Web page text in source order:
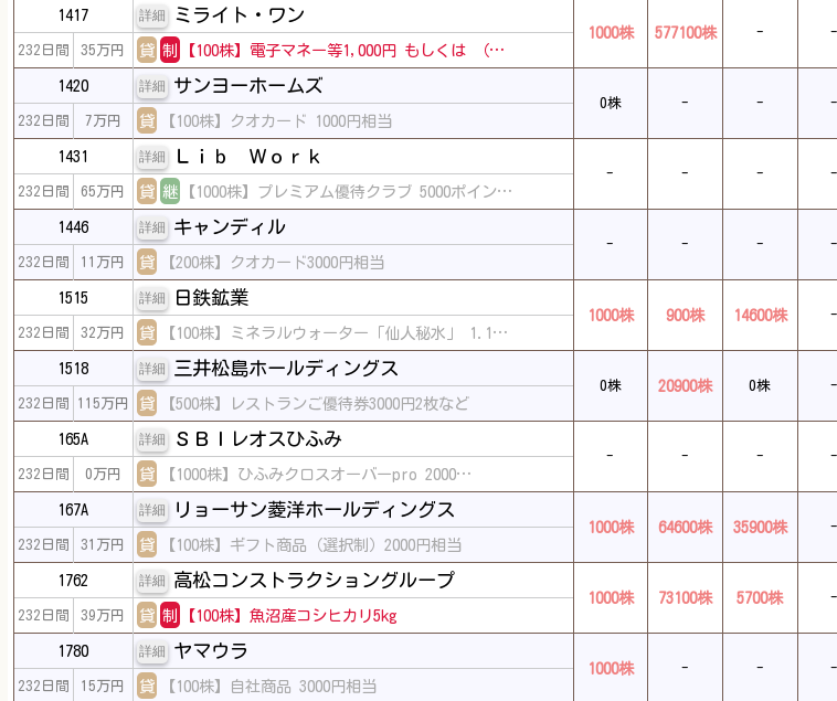
1417 ミライト・ワン
詳細
1000株 577100株 - -
232日間 35万円 貸 制 【100株】電子マネー等1,000円 もしくは （…
1420 サンヨーホームズ
詳細
0株 - - -
232日間
7万円 貸 【100株】クオカード 1000円相当
1431 Ｌｉｂ Ｗｏｒｋ
詳細
- - - -
232日間
65万円 貸 継 【1000株】プレミアム優待クラブ 5000ポイン…
1446 キャンディル
詳細
- - - -
232日間
11万円 貸 【200株】クオカード3000円相当
1515 日鉄鉱業
詳細
1000株 900株 14600株 -
232日間
32万円 貸 【100株】ミネラルウォーター「仙人秘水」 1.1…
1518 三井松島ホールディングス
詳細
0株 20900株 0株 -
232日間
115万円 貸 【500株】レストランご優待券3000円2枚など
165A ＳＢＩレオスひふみ
詳細
- - - -
232日間
0万円 貸 【1000株】ひふみクロスオーバーpro 2000…
167A リョーサン菱洋ホールディングス
詳細
1000株 64600株 35900株 -
232日間
31万円 貸 【100株】ギフト商品（選択制）2000円相当
1762 高松コンストラクショングループ
詳細
1000株 73100株 5700株 -
232日間
39万円 貸 制 【100株】魚沼産コシヒカリ5kg
1780 ヤマウラ
詳細
1000株 - - -
232日間
15万円 貸 【100株】自社商品 3000円相当